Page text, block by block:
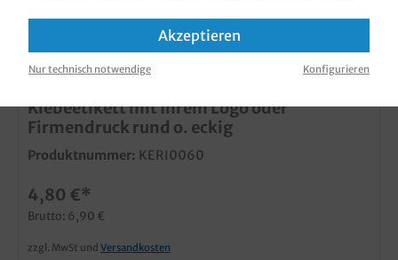
Klebeetikett mit Ihrem Logo oder
Firmendruck rund o. eckig
Produktnummer: KERI0060
4,80 €*
Brutto: 6,90 €
zzgl. MwSt und Versandkosten
Akzeptieren
Nur technisch notwendige Konfigurieren